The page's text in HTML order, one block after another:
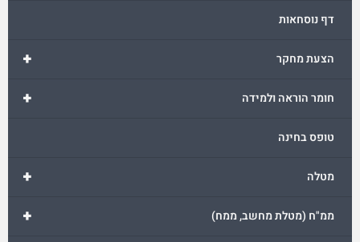
דף נוסחאות
+ הצעת מחקר
+ חומר הוראה ולמידה
טופס בחינה
+ מטלה
+ ממ"ח (מטלת מחשב, ממח)